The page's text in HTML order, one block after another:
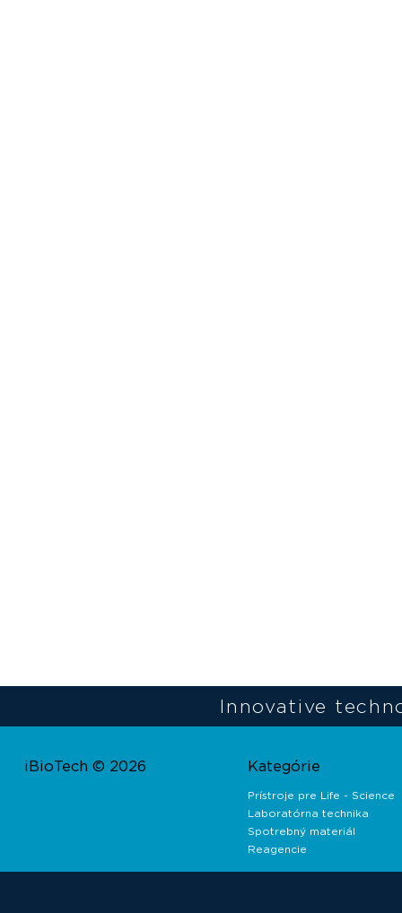
Innovative
iBioTech © 2026 Kategórie
Prístroje pre Life - Science
Laboratórna technika
Spotrebný materiál
Reagencie